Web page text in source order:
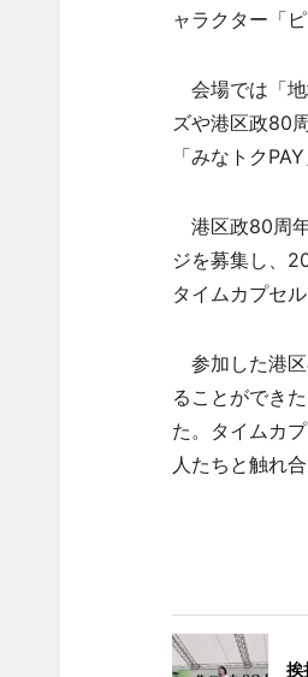
ャラクター「
会場では「地
ズや港区政80
「みなトク
港区政80周
ジを募集し、
タイムカプセル
参加した港区
ることができ
た。タイムカ
人たちと触れ
挨